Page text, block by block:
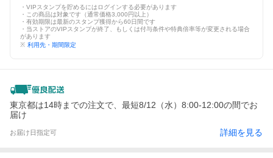
・VIPスタンプを貯めるにはログインする必要があります
・この商品は対象です（通常価格3,000円以上）
・有効期限は最新のスタンプ獲得から60日間です
・当ストアのVIPスタンプが終了、もしくは付与条件や特典倍率等が変更される場合
があります
※ 利用先・期間限定
東京都は14時までの注文で、最短8/12（水）8:00-12:00の間でお
届け
お届け日指定可 詳細を見る